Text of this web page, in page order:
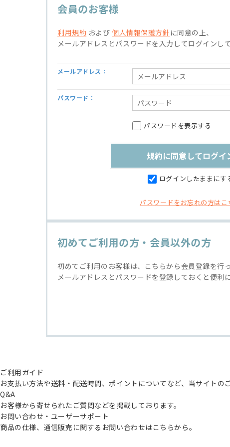
会員のお客様
利用規約 および個人情報保護方針 に同意の上、
メールアドレスとパスワードを入力してログインし
メールアドレス：
パスワード：
パスワードを表示する
ログインしたままにす
パスワードをお忘れの方はこ
初めてご利用の方・会員以外の方
初めてご利用のお客様は、こちらから会員登録を行っ
メールアドレスとパスワードを登録しておくと便利
ご利用ガイド
お支払い方法や送料・配送時間、ポイントについてなど、当サイトの
Q&A
お客様から寄せられたご質問などを掲載しております。
お問い合わせ・ユーザーサポート
商品の仕様、通信販売に関するお問い合わせはこちらから。